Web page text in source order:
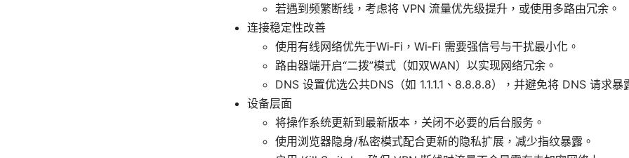
若遇到频繁断线，考虑将 VPN 流量优先级提升，或使用多路由冗余。
连接稳定性改善
使用有线网络优先于Wi‑Fi，Wi‑Fi 需要强信号与干扰最小化。
路由器端开启“二拨”模式（如双WAN）以实现网络冗余。
DNS 设置优选公共DNS（如 1.1.1.1、8.8.8.8），并避免将 DNS 请求暴
设备层面
将操作系统更新到最新版本，关闭不必要的后台服务。
使用浏览器隐身/私密模式配合更新的隐私扩展，减少指纹暴露。